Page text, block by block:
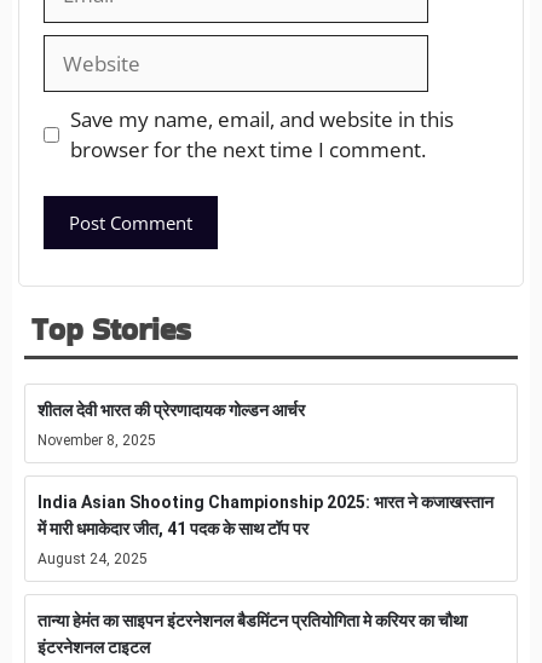
Save my name, email, and website in this
browser for the next time I comment.
Top Stories
शीतल देवी भारत की प्रेरणादायक गोल्डन आर्चर
November 8, 2025
India Asian Shooting Championship 2025: भारत ने कजाखस्तान
में मारी धमाकेदार जीत, 41 पदक के साथ टॉप पर
August 24, 2025
तान्या हेमंत का साइपन इंटरनेशनल बैडमिंटन प्रतियोगिता मे करियर का चौथा
इंटरनेशनल टाइटल